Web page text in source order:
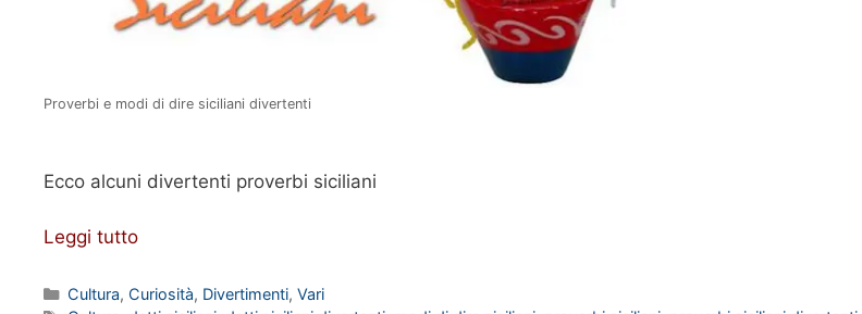
Proverbi e modi di dire siciliani divertenti
Ecco alcuni divertenti proverbi siciliani
Leggi tutto
Categorie
Cultura, Curiosità, Divertimenti, Vari